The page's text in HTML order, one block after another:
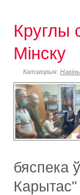
Круглы
Мінску
Катэгорыя:
бяспека